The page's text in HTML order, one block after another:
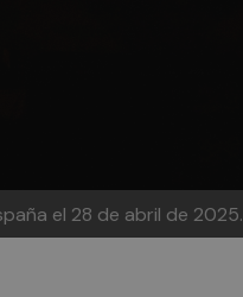
el 28 de abril de 2025.